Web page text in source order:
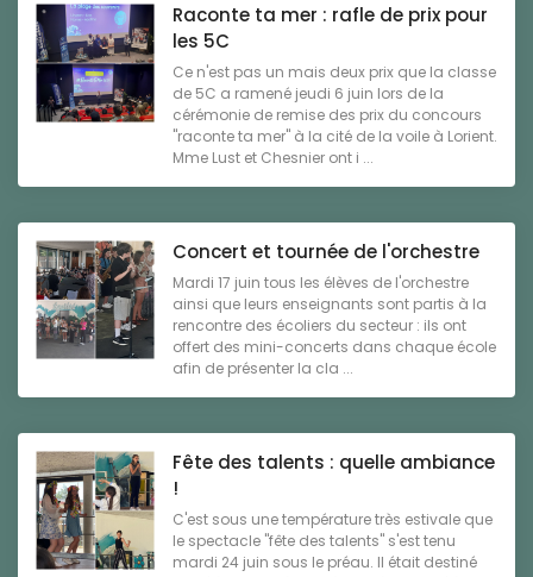
Raconte ta mer : rafle de prix pour
les 5C
Ce n'est pas un mais deux prix que la classe
de 5C a ramené jeudi 6 juin lors de la
cérémonie de remise des prix du concours
"raconte ta mer" à la cité de la voile à Lorient.
Mme Lust et Chesnier ont i ...
Concert et tournée de l'orchestre
Mardi 17 juin tous les élèves de l'orchestre
ainsi que leurs enseignants sont partis à la
rencontre des écoliers du secteur : ils ont
offert des mini-concerts dans chaque école
afin de présenter la cla ...
Fête des talents : quelle ambiance
!
C'est sous une température très estivale que
le spectacle "fête des talents" s'est tenu
mardi 24 juin sous le préau. Il était destiné